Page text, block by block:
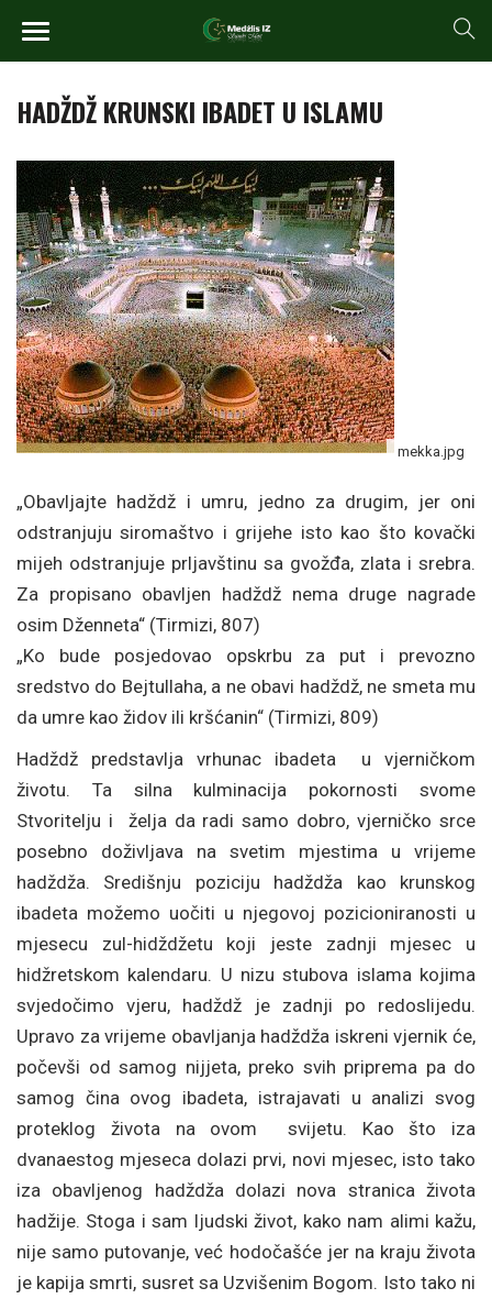
HADŽDŽ KRUNSKI IBADET U ISLAMU
mekka.jpg
„Obavljajte hadždž i umru, jedno za drugim, jer oni
odstranjuju siromaštvo i grijehe isto kao što kovački
mijeh odstranjuje prljavštinu sa gvožđa, zlata i srebra.
Za propisano obavljen hadždž nema druge nagrade
osim Dženneta“ (Tirmizi, 807)
„Ko bude posjedovao opskrbu za put i prevozno
sredstvo do Bejtullaha, a ne obavi hadždž, ne smeta mu
da umre kao židov ili kršćanin“ (Tirmizi, 809)
Hadždž predstavlja vrhunac ibadeta u vjerničkom
životu. Ta silna kulminacija pokornosti svome
Stvoritelju i želja da radi samo dobro, vjerničko srce
posebno doživljava na svetim mjestima u vrijeme
hadždža. Središnju poziciju hadždža kao krunskog
ibadeta možemo uočiti u njegovoj pozicioniranosti u
mjesecu zul-hidždžetu koji jeste zadnji mjesec u
hidžretskom kalendaru. U nizu stubova islama kojima
svjedočimo vjeru, hadždž je zadnji po redoslijedu.
Upravo za vrijeme obavljanja hadždža iskreni vjernik će,
počevši od samog nijjeta, preko svih priprema pa do
samog čina ovog ibadeta, istrajavati u analizi svog
proteklog života na ovom svijetu. Kao što iza
dvanaestog mjeseca dolazi prvi, novi mjesec, isto tako
iza obavljenog hadždža dolazi nova stranica života
hadžije. Stoga i sam ljudski život, kako nam alimi kažu,
nije samo putovanje, već hodočašće jer na kraju života
je kapija smrti, susret sa Uzvišenim Bogom. Isto tako ni